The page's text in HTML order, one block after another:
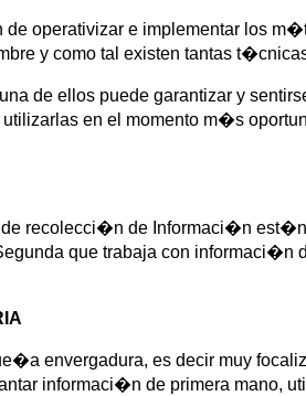
operativizar e implementar los
y como tal existen tantas
de ellos puede garantizar y
en el momento m�s
recolecci�n de Informaci�n
que trabaja con
envergadura, es decir muy
informaci�n de primera